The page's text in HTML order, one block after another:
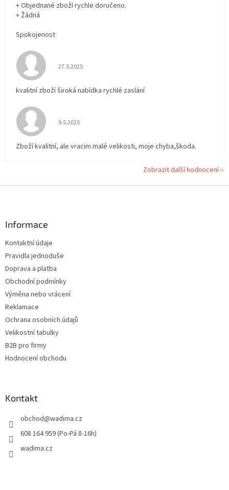
+ Objednané zboží rychle doručeno.
+ Žádná
Spokojenost
Hodnocení obchodu je 5 z 5 hvězdiček.
27.5.2025
kvalitní zboží široká nabídka rychlé zaslání
Hodnocení obchodu je 5 z 5 hvězdiček.
9.5.2025
Zboží kvalitní, ale vracim malé velikosti, moje chyba,škoda.
Zobrazit další hodnocení
Informace
Kontaktní údaje
Pravidla jednoduše
Doprava a platba
Obchodní podmínky
Výměna nebo vrácení
Reklamace
Ochrana osobních údajů
Velikostní tabulky
B2B pro firmy
Hodnocení obchodu
Kontakt
obchod@wadima.cz
608 164 959 (Po-Pá 8-16h)
wadima.cz